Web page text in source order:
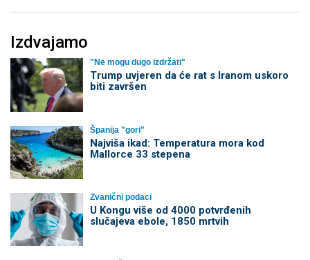
Izdvajamo
"Ne mogu dugo izdržati"
Trump uvjeren da će rat s Iranom uskoro
biti završen
Španija "gori"
Najviša ikad: Temperatura mora kod
Mallorce 33 stepena
Zvanični podaci
U Kongu više od 4000 potvrđenih
slučajeva ebole, 1850 mrtvih